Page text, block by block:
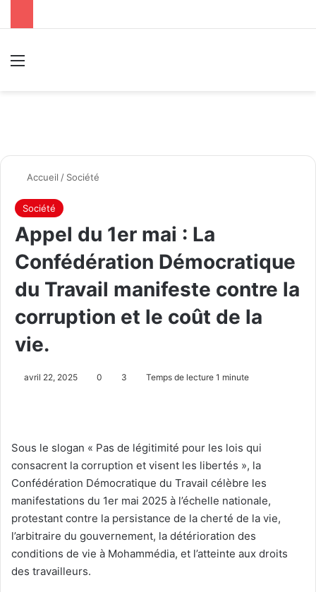
Accueil / Société
Société
Appel du 1er mai : La
Confédération Démocratique
du Travail manifeste contre la
corruption et le coût de la
vie.
avril 22, 2025 0 3 Temps de lecture 1 minute
Sous le slogan « Pas de légitimité pour les lois qui
consacrent la corruption et visent les libertés », la
Confédération Démocratique du Travail célèbre les
manifestations du 1er mai 2025 à l’échelle nationale,
protestant contre la persistance de la cherté de la vie,
l’arbitraire du gouvernement, la détérioration des
conditions de vie à Mohammédia, et l’atteinte aux droits
des travailleurs.